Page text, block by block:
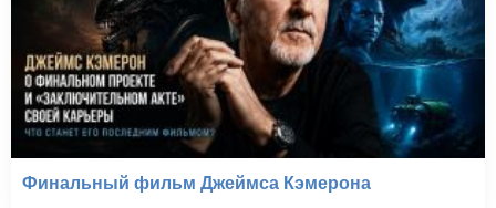
Финальный фильм Джеймса Кэмерона